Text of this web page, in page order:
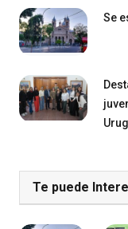
Se
Te puede